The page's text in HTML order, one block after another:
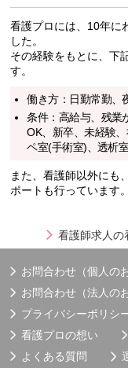
看護プロには、10年に
した。
その経験をもとに、下
す。
働き方：日勤常勤、
条件：高給与、残業
OK、新卒、未経験
ペ室(手術室)、透析
また、看護師以外にも
ポートも行っています。
看護師求人の
お問合わせ（個人の
お問合わせ（法人の
プライバシーポリシ
看護プロの想い
よくある質問